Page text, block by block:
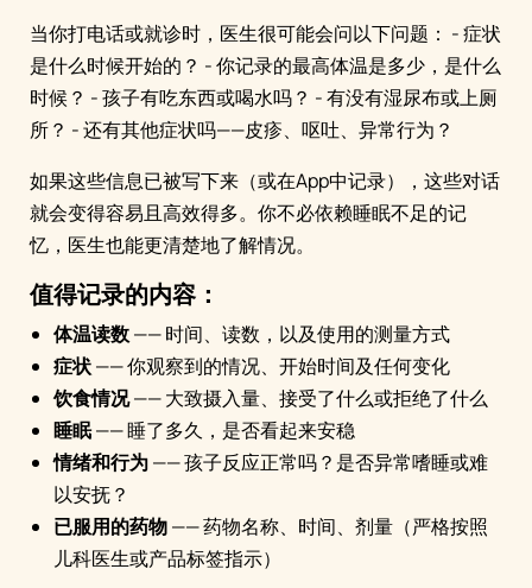
当你打电话或就诊时，医生很可能会问以下问题： - 症状
是什么时候开始的？ - 你记录的最高体温是多少，是什么
时候？ - 孩子有吃东西或喝水吗？ - 有没有湿尿布或上厕
所？ - 还有其他症状吗——皮疹、呕吐、异常行为？
如果这些信息已被写下来（或在App中记录），这些对话
就会变得容易且高效得多。你不必依赖睡眠不足的记
忆，医生也能更清楚地了解情况。
值得记录的内容：
体温读数—— 时间、读数，以及使用的测量方式
症状—— 你观察到的情况、开始时间及任何变化
饮食情况—— 大致摄入量、接受了什么或拒绝了什么
睡眠—— 睡了多久，是否看起来安稳
情绪和行为—— 孩子反应正常吗？是否异常嗜睡或难
以安抚？
已服用的药物—— 药物名称、时间、剂量（严格按照
儿科医生或产品标签指示）